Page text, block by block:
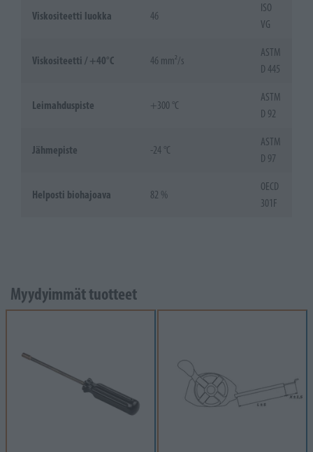
Viskositeetti luokka 46
ISO
VG
Viskositeetti / +40°C 46 mm²/s
ASTM
D 445
Leimahduspiste +300 °C
ASTM
D 92
Jähmepiste -24 °C
ASTM
D 97
Helposti biohajoava 82 %
OECD
301F
Myydyimmät tuotteet